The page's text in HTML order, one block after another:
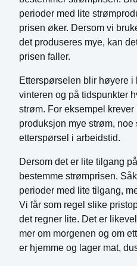
perioder med lite
prisen øker. Dersom vi
det produseres mye, kan
prisen faller.
Etterspørselen blir høyere i
vinteren og på tidspunkter
strøm. For eksempel krever
produksjon mye strøm, noe
etterspørsel i arbeidstid.
Dersom det er lite tilgang
bestemme strømprisen.
perioder med lite tilgang,
Vi får som regel slike
det regner lite. Det er
mer om morgenen og om
er hjemme og lager mat,